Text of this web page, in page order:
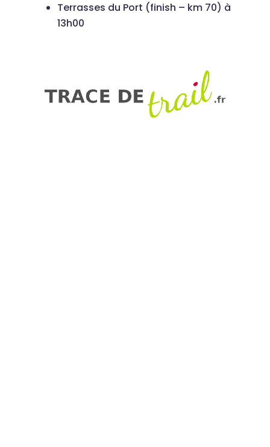
Terrasses du Port (finish – km 70) à
13h00